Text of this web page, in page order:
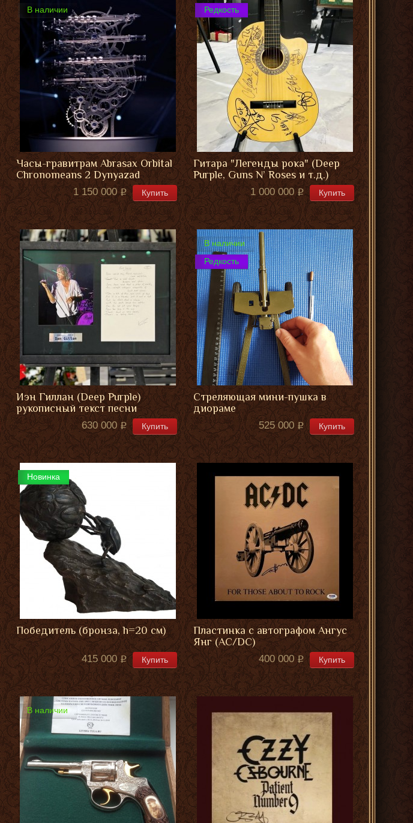
В наличии
Часы-гравитрам Abrasax Orbital
Chronomeans 2 Dynyazad
1 150 000 Купить
Редкость
Гитара "Легенды рока" (Deep
Purple, Guns N’ Roses и т.д.)
1 000 000 Купить
Иэн Гиллан (Deep Purple)
рукописный текст песни
630 000 Купить
В наличии
Редкость
Стреляющая мини-пушка в
диораме
525 000 Купить
Новинка
Победитель (бронза, h=20 см)
415 000 Купить
Пластинка с автографом Ангус
Янг (AC/DC)
400 000 Купить
В наличии